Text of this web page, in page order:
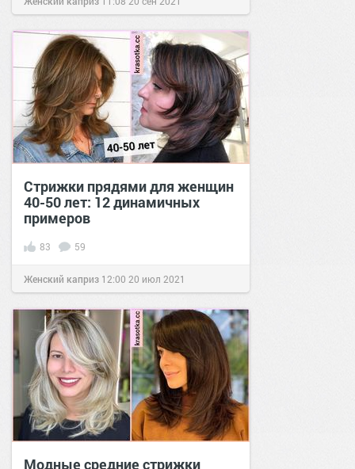
Стрижки прядями для женщин
40-50 лет: 12 динамичных
примеров
83 59
Женский каприз 12:00 20 июл 2021
Модные средние стрижки